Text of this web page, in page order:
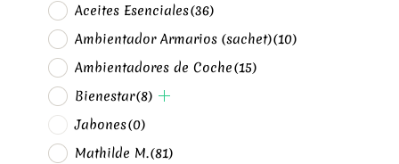
Aceites Esenciales(36)
Ambientador Armarios (sachet)(10)
Ambientadores de Coche(15)
Bienestar(8)
Jabones(0)
Mathilde M.(81)